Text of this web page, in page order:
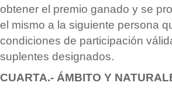
obtener el premio ganado y se
el mismo a la siguiente persona
condiciones de participación vá
suplentes designados.
CUARTA.- ÁMBITO Y